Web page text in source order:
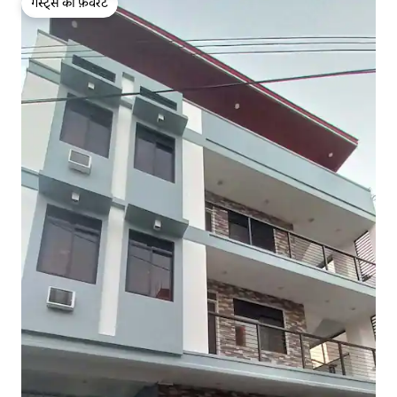
गेस्ट्स की फ़ेवरेट